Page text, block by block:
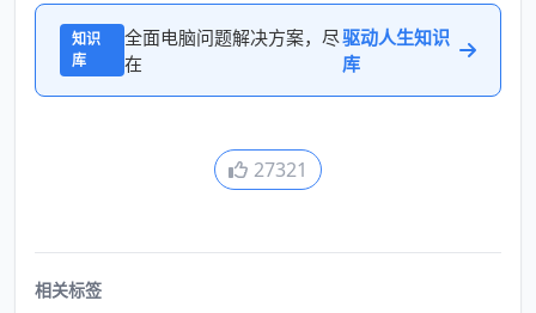
知识
库
全面电脑问题解决方案，尽
在
驱动人生知识
库
27321
相关标签